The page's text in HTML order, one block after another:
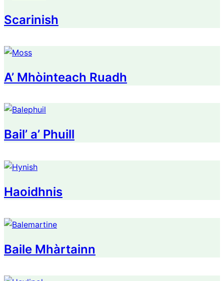
Scarinish
A’ Mhòinteach Ruadh
Bail’ a’ Phuill
Haoidhnis
Baile Mhàrtainn